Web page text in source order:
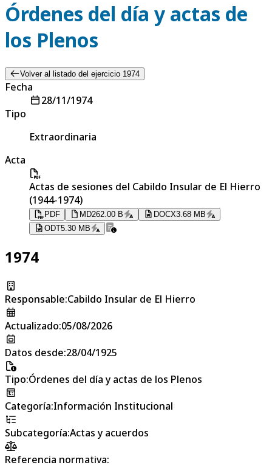
Órdenes del día y actas de
los Plenos
Volver al listado del ejercicio 1974
Fecha
28/11/1974
Tipo
Extraordinaria
Acta
Actas de sesiones del Cabildo Insular de El Hierro
(1944-1974)
PDF MD262.00 B DOCX3.68 MB
ODT5.30 MB
1974
Responsable:Cabildo Insular de El Hierro
Actualizado:05/08/2026
Datos desde:28/04/1925
Tipo:Órdenes del día y actas de los Plenos
Categoría:Información Institucional
Subcategoría:Actas y acuerdos
Referencia normativa: